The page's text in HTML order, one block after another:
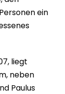
ein
liegt
neben
Paulus